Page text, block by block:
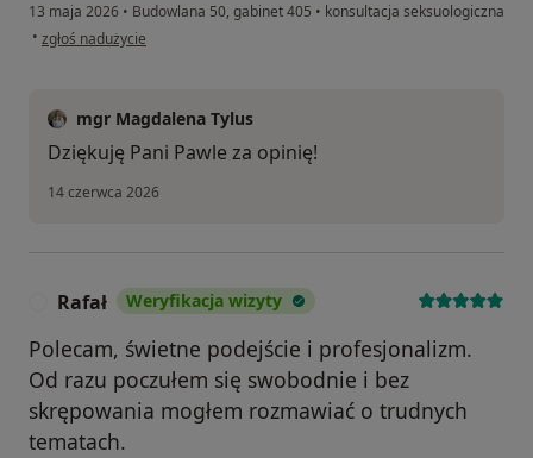
13 maja 2026 • Budowlana 50, gabinet 405 • konsultacja seksuologiczna
• w opinii użytkownika Paweł
zgłoś nadużycie
mgr Magdalena Tylus
Dziękuję Pani Pawle za opinię!
14 czerwca 2026
Rafał Weryfikacja wizyty
Polecam, świetne podejście i profesjonalizm.
Od razu poczułem się swobodnie i bez
skrępowania mogłem rozmawiać o trudnych
tematach.